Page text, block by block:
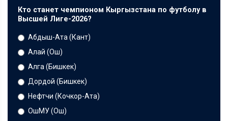
Кто станет чемпионом Кыргызстана по футболу в
Высшей Лиге-2026?
Абдыш-Ата (Кант)
Алай (Ош)
Алга (Бишкек)
Дордой (Бишкек)
Нефтчи (Кочкор-Ата)
ОшМУ (Ош)